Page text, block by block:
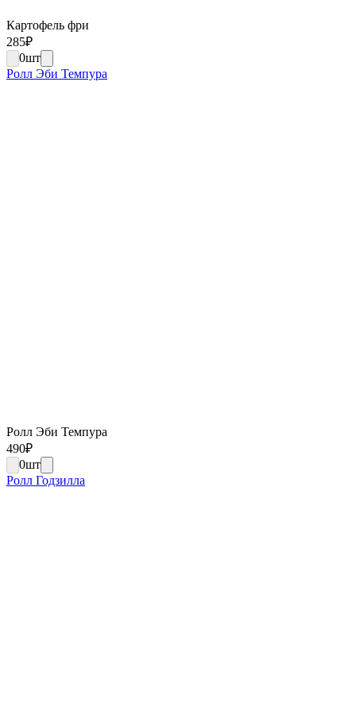
Картофель фри
285₽
0шт
Ролл Эби Темпура
Ролл Эби Темпура
490₽
0шт
Ролл Годзилла